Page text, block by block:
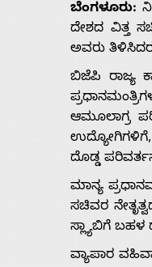
Advertise
Contact
ಬೆಂಗಳೂರು:
ದೇಶದ ವಿತ್ತ
ಅವರು
ಬಿಜೆಪಿ ರಾಜ್ಯ
ಆಮೂಲಾಗ್ರ
ದೊಡ್ಡ
ಮಾನ್ಯ
ಸಚಿವರ
ಸ್ಲ್ಯಾಬಿಗೆ ಬಹಳ
ವ್ಯಾಪಾರ